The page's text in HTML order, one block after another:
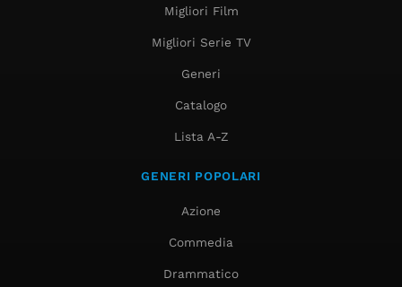
Migliori Film
Migliori Serie TV
Generi
Catalogo
Lista A-Z
GENERI POPOLARI
Azione
Commedia
Drammatico